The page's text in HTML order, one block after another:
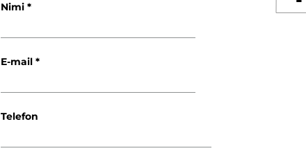
Nimi
E-mail
Telefon